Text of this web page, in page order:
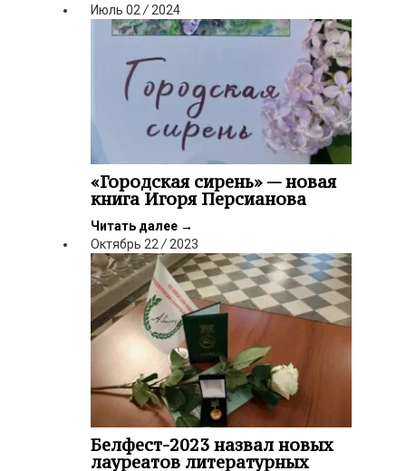
Июль 02 / 2024
«Городская сирень» — новая
книга Игоря Персианова
Читать далее →
Октябрь 22 / 2023
Белфест-2023 назвал новых
лауреатов литературных